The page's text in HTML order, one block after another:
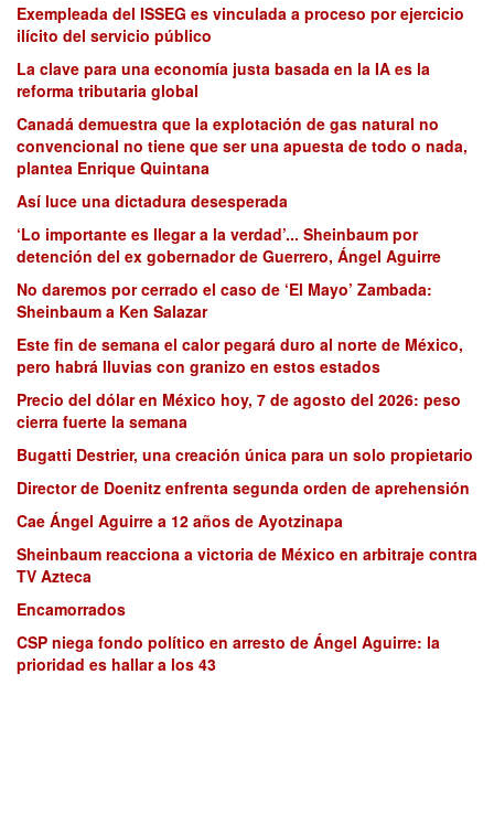
Exempleada del ISSEG es vinculada a proceso por ejercicio
ilícito del servicio público
La clave para una economía justa basada en la IA es la
reforma tributaria global
Canadá demuestra que la explotación de gas natural no
convencional no tiene que ser una apuesta de todo o nada,
plantea Enrique Quintana
Así luce una dictadura desesperada
‘Lo importante es llegar a la verdad’... Sheinbaum por
detención del ex gobernador de Guerrero, Ángel Aguirre
No daremos por cerrado el caso de ‘El Mayo’ Zambada:
Sheinbaum a Ken Salazar
Este fin de semana el calor pegará duro al norte de México,
pero habrá lluvias con granizo en estos estados
Precio del dólar en México hoy, 7 de agosto del 2026: peso
cierra fuerte la semana
Bugatti Destrier, una creación única para un solo propietario
Director de Doenitz enfrenta segunda orden de aprehensión
Cae Ángel Aguirre a 12 años de Ayotzinapa
Sheinbaum reacciona a victoria de México en arbitraje contra
TV Azteca
Encamorrados
CSP niega fondo político en arresto de Ángel Aguirre: la
prioridad es hallar a los 43